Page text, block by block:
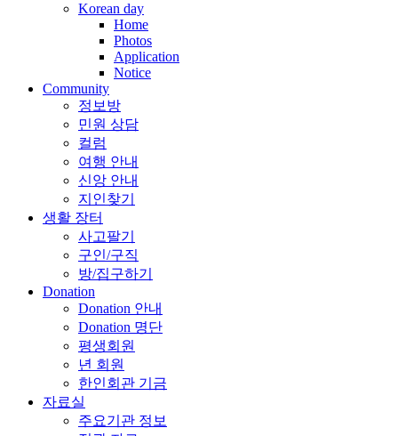
Korean day
Home
Photos
Application
Notice
Community
정보방
민원 상담
컬럼
여행 안내
신앙 안내
지인찾기
생활 장터
사고팔기
구인/구직
방/집구하기
Donation
Donation 안내
Donation 명단
평생회원
년 회원
한인회관 기금
자료실
주요기관 정보